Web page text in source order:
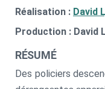
Réalisation : David
Production : David
RÉSUMÉ
Des policiers